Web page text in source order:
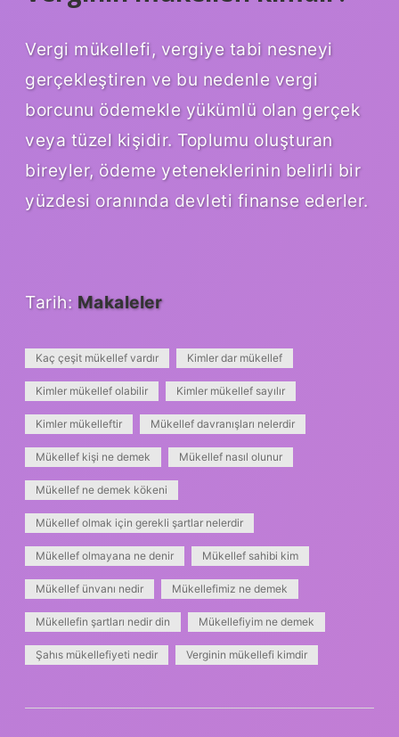
Vergi mükellefi, vergiye tabi nesneyi
gerçekleştiren ve bu nedenle vergi
borcunu ödemekle yükümlü olan gerçek
veya tüzel kişidir. Toplumu oluşturan
bireyler, ödeme yeteneklerinin belirli bir
yüzdesi oranında devleti finanse ederler.
Tarih: Makaleler
Kaç çeşit mükellef vardır Kimler dar mükellef
Kimler mükellef olabilir Kimler mükellef sayılır
Kimler mükelleftir Mükellef davranışları nelerdir
Mükellef kişi ne demek Mükellef nasıl olunur
Mükellef ne demek kökeni
Mükellef olmak için gerekli şartlar nelerdir
Mükellef olmayana ne denir Mükellef sahibi kim
Mükellef ünvanı nedir Mükellefimiz ne demek
Mükellefin şartları nedir din Mükellefiyim ne demek
Şahıs mükellefiyeti nedir Verginin mükellefi kimdir